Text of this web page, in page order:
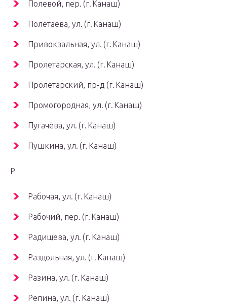
Полевой, пер. (г. Канаш)
Полетаева, ул. (г. Канаш)
Привокзальная, ул. (г. Канаш)
Пролетарская, ул. (г. Канаш)
Пролетарский, пр-д (г. Канаш)
Промогородная, ул. (г. Канаш)
Пугачёва, ул. (г. Канаш)
Пушкина, ул. (г. Канаш)
Р
Рабочая, ул. (г. Канаш)
Рабочий, пер. (г. Канаш)
Радищева, ул. (г. Канаш)
Раздольная, ул. (г. Канаш)
Разина, ул. (г. Канаш)
Репина, ул. (г. Канаш)